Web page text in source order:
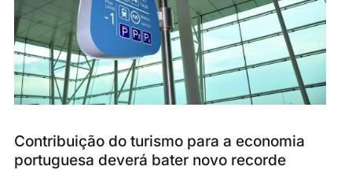
Contribuição do turismo para a economia
portuguesa deverá bater novo recorde